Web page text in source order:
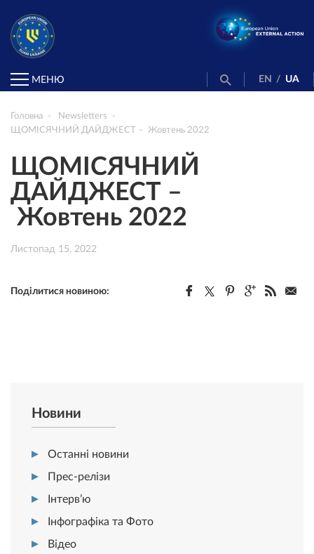
МЕНЮ EN / UA
Головна
Newsletters
ЩОМІСЯЧНИЙ ДАЙДЖЕСТ – Жовтень 2022
ЩОМІСЯЧНИЙ
ДАЙДЖЕСТ –
Жовтень 2022
Листопад 15, 2022
Поділитися новиною:
Новини
Останні новини
Прес-релізи
Інтерв’ю
Інфографіка та Фото
Відео